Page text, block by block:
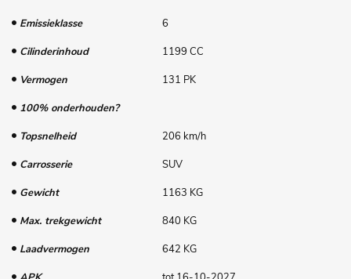
Emissieklasse
6
Cilinderinhoud
1199 CC
Vermogen
131 PK
100% onderhouden?
Topsnelheid
206 km/h
Carrosserie
SUV
Gewicht
1163 KG
Max. trekgewicht
840 KG
Laadvermogen
642 KG